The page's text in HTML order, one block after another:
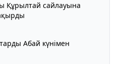
Құрылтай сайлауына
Абай күнімен